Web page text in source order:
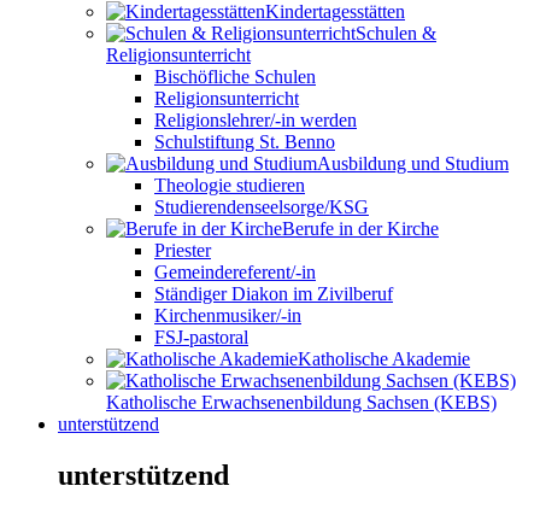
Kindertagesstätten
Schulen &
Religionsunterricht
Bischöfliche Schulen
Religionsunterricht
Religionslehrer/-in werden
Schulstiftung St. Benno
Ausbildung und Studium
Theologie studieren
Studierendenseelsorge/KSG
Berufe in der Kirche
Priester
Gemeindereferent/-in
Ständiger Diakon im Zivilberuf
Kirchenmusiker/-in
FSJ-pastoral
Katholische Akademie
Katholische Erwachsenenbildung Sachsen (KEBS)
unterstützend
unterstützend